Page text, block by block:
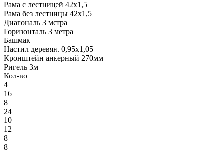
Рама с лестницей 42x1,5
Рама без лестницы 42x1,5
Диагональ 3 метра
Горизонталь 3 метра
Башмак
Настил деревян. 0,95x1,05
Кронштейн анкерный 270мм
Ригель 3м
Кол‑во
4
16
8
24
10
12
8
8